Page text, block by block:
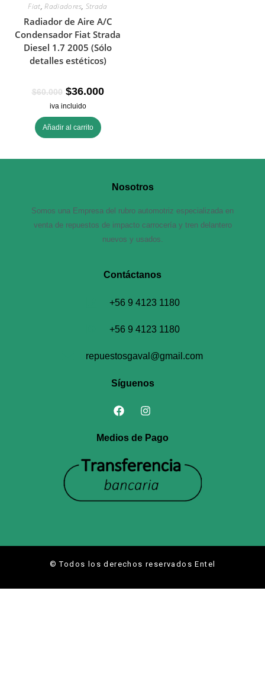
Fiat,Radiadores, Strada
Radiador de Aire A/C
Condensador Fiat Strada
Diesel 1.7 2005 (Sólo
detalles estéticos)
$60.000 $36.000
iva incluido
Añadir al carrito
Nosotros
Somos una Empresa del rubro automotriz especializada en
venta de repuestos de impacto carrocería y tren delantero
nuevos y usados.
Contáctanos​
+56 9 4123 1180
+56 9 4123 1180
repuestosgaval@gmail.com
Síguenos
Medios de Pago
© Todos los derechos reservados Entel